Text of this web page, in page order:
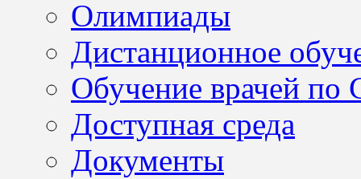
Олимпиады
Дистанционное
Обучение врачей по
Доступная среда
Документы